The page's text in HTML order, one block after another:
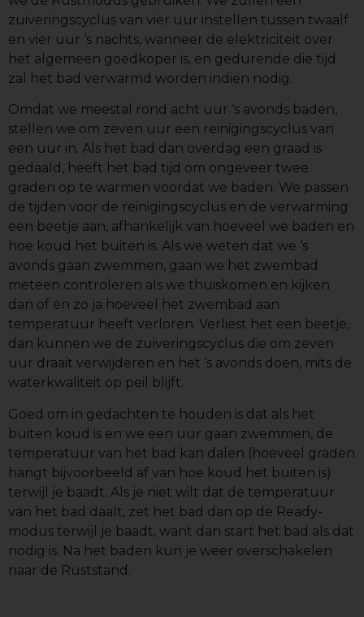
zuiveringscyclus van vier uur instellen tussen twaalf
en vier uur ‘s nachts, wanneer de elektriciteit over
het algemeen goedkoper is, en gedurende die tijd
zal het bad verwarmd worden indien nodig.
Omdat we meestal rond acht uur ‘s avonds baden,
stellen we om zeven uur een reinigingscyclus van
een uur in. Als het bad dan overdag een graad is
gedaald, heeft het bad tijd om ongeveer twee
graden op te warmen voordat we baden. We passen
de tijden voor de reinigingscyclus en de verwarming
een beetje aan, afhankelijk van hoeveel we baden en
hoe koud het buiten is. Als we weten dat we ‘s
avonds gaan zwemmen, gaan we het zwembad
meteen controleren als we thuiskomen en kijken
dan of en zo ja hoeveel het zwembad aan
temperatuur heeft verloren. Verliest het een beetje,
dan kunnen we de zuiveringscyclus die om zeven
uur draait verwijderen en het ‘s avonds doen, mits de
waterkwaliteit op peil blijft.
Goed om in gedachten te houden is dat als het
buiten koud is en we een uur gaan zwemmen, de
temperatuur van het bad kan dalen (hoeveel graden
hangt bijvoorbeeld af van hoe koud het buiten is)
terwijl je baadt. Als je niet wilt dat de temperatuur
van het bad daalt, zet het bad dan op de Ready-
modus terwijl je baadt, want dan start het bad als dat
nodig is. Na het baden kun je weer overschakelen
naar de Ruststand.